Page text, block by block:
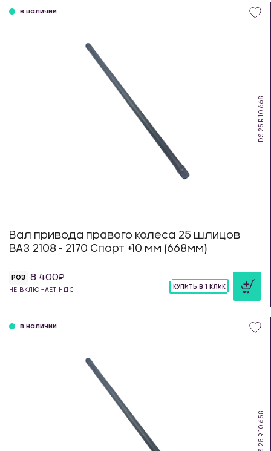
DS.25.R.10.668
в наличии
Вал привода правого колеса 25 шлицов
ВАЗ 2108 - 2170 Спорт +10 мм (668мм)
РОЗ 8 400
НЕ ВКЛЮЧАЕТ НДС
КУПИТЬ В 1 КЛИК
DS.25.R.10.658
в наличии